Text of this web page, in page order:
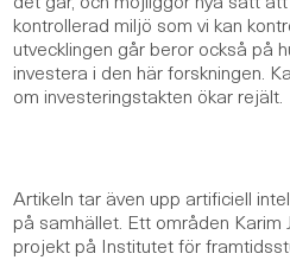
kontrollerad miljö som vi kan
utvecklingen går beror också på
investera i den här forskningen.
om investeringstakten ökar rejält.
Artikeln tar även upp artificiell
på samhället. Ett områden Karim
projekt på Institutet för